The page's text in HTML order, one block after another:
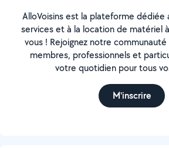
AlloVoisins est la plateforme dédiée
services et à la location de matériel
vous ! Rejoignez notre
membres, professionnels et
votre quotidien pour tous
M'inscrire